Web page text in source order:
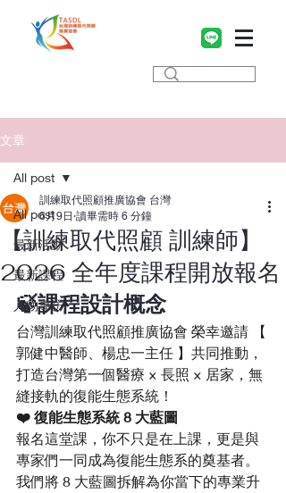
文章
All post
最新活動
最新課程
人物專訪
All post
【訓練取代照顧 訓練師】
2026 全年度課程開放報名
訓練取代照顧推廣協會 台灣
6月9日 讀畢需時 6 分鐘
🍃課程設計概念
台灣訓練取代照顧推廣協會 榮幸邀請 【
郭健中醫師、楊忠一主任 】共同推動，
打造台灣第一個醫療 × 長照 × 居家，無
縫接軌的復能生態系統！
❤️ 復能生態系統 8 大藍圖
報名這堂課，你不只是在上課，更是與
專家們一同成為復能生態系的奠基者。
我們將 8 大藍圖拆解為你當下的專業升